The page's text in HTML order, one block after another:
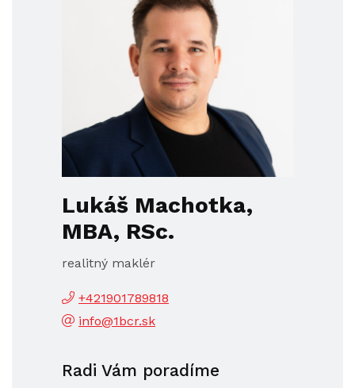
Lukáš Machotka,
MBA, RSc.
realitný maklér
+421901789818
info@1bcr.sk
Radi Vám poradíme